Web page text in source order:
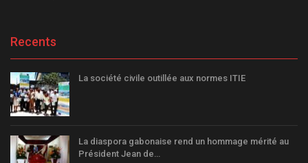
Recents
La société civile outillée aux normes ITIE
La diaspora gabonaise rend un hommage mérité au
Président Jean de…